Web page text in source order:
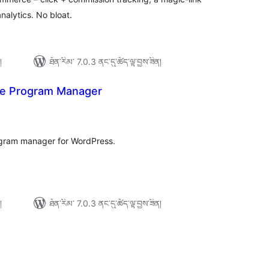
No bloat.
ཐོན་རིམ་ 7.0.3 ནང་དུ་ཚོད་ལྟ་བྱས་ཟིན།
Program Manager
manager for WordPress.
ཐོན་རིམ་ 7.0.3 ནང་དུ་ཚོད་ལྟ་བྱས་ཟིན།